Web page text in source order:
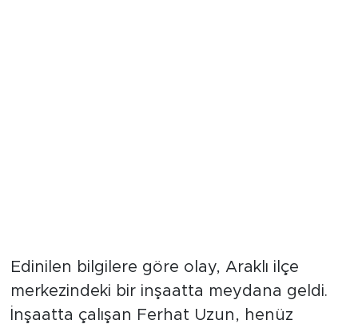
Edinilen bilgilere göre olay, Araklı ilçe
merkezindeki bir inşaatta meydana geldi.
İnşaatta çalışan Ferhat Uzun, henüz